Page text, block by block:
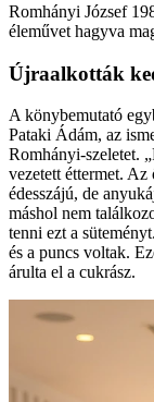
Romhányi József
éleművet hagyva
Újraalkották
A könybemutató
Pataki Ádám, az
Romhányi-szeletet.
vezetett éttermet.
édesszájú, de
máshol nem
tenni ezt a
és a puncs voltak.
árulta el a cukrász.